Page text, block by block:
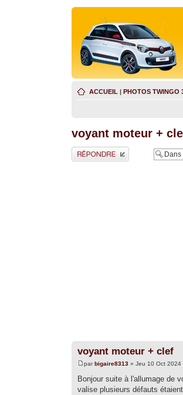
ACCUEIL | PHOTOS TWINGO
voyant moteur +
Répondre
voyant moteur + clef
parbigaire8313 » Jeu 10 Oct 2024
Bonjour suite à l'allumage de
valise plusieurs défauts